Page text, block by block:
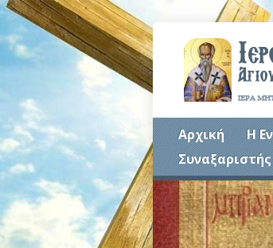
Αρχική Η
Συναξαριστής